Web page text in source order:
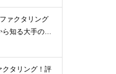
ァクタリング
知る大手の確
クタリング！評